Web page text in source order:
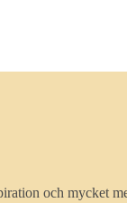
och mycket